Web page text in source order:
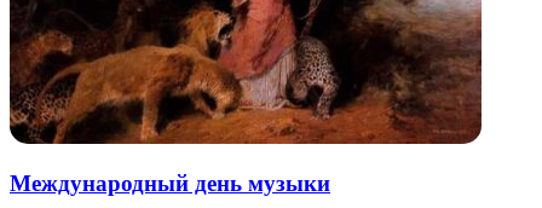
Международный день музыки